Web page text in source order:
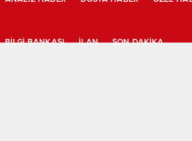
BILGI BANKASI İLAN SON DAKIKA